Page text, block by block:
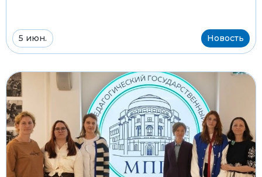
5 июн. Новость